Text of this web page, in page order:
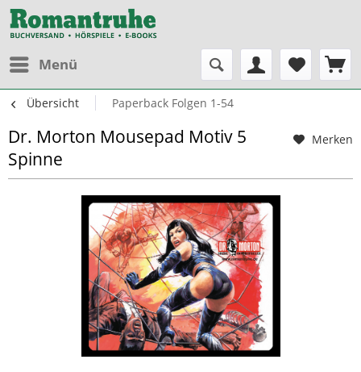
Menü
Übersicht Paperback Folgen 1-54
Merken
Dr. Morton Mousepad Motiv 5
Spinne